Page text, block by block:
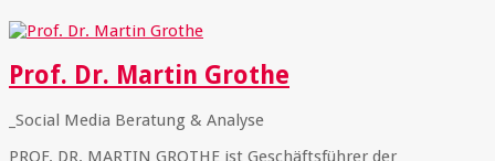
Prof. Dr. Martin Grothe
_Social Media Beratung & Analyse
PROF. DR. MARTIN GROTHE ist Geschäftsführer der